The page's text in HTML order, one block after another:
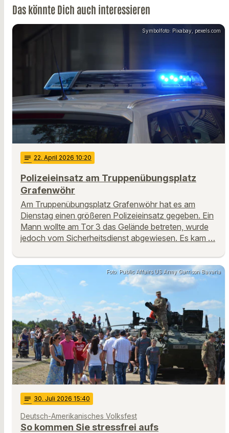
Das könnte Dich auch interessieren
Symbolfoto: Pixabay, pexels.com
notes 22. April 2026 10:20
Polizeieinsatz am Truppenübungsplatz
Grafenwöhr
Am Truppenübungsplatz Grafenwöhr hat es am
Dienstag einen größeren Polizeieinsatz gegeben. Ein
Mann wollte am Tor 3 das Gelände betreten, wurde
jedoch vom Sicherheitsdienst abgewiesen. Es kam …
Foto: Public Affairs US Army Garrison Bavaria
notes 30. Juli 2026 15:40
Deutsch-Amerikanisches Volksfest
So kommen Sie stressfrei aufs